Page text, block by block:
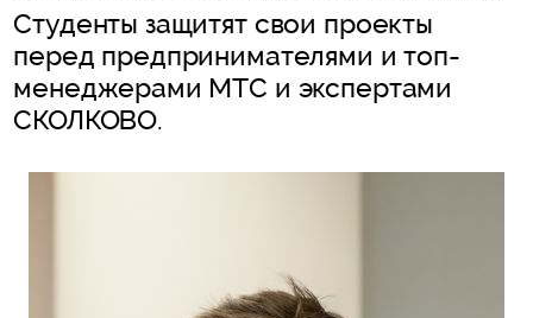
Студенты защитят свои проекты
перед предпринимателями и топ-
менеджерами МТС и экспертами
СКОЛКОВО.